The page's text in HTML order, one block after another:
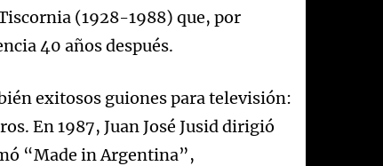
(1928-1988) que, por
40 años después.
exitosos guiones para televisión:
En 1987, Juan José Jusid dirigió
“Made in Argentina”,